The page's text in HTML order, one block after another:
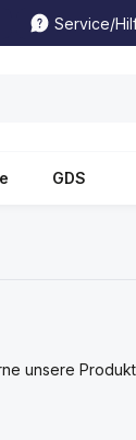
Service/
GDS
unsere